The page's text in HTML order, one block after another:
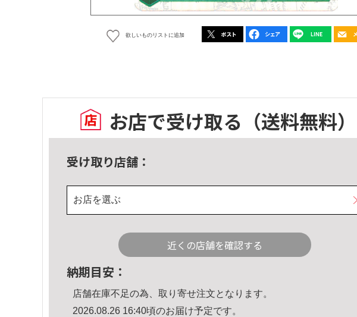
欲しいものリストに追加
お店で受け取る （送料無料）
受け取り店舗：
お店を選ぶ
近くの店舗を確認する
納期目安：
店舗在庫不足の為、取り寄せ注文となります。
2026.08.26 16:40頃のお届け予定です。